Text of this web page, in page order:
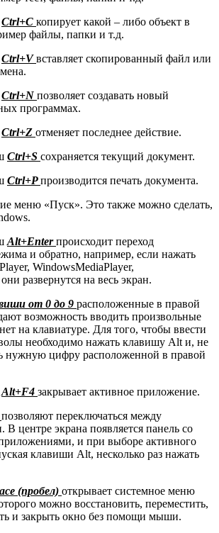
Ctrl+C копирует какой – либо объект в
файлы, папки и т.д.
Ctrl+Vвставляет скопированный файл или
Ctrl+N позволяет создавать новый
программах.
Ctrl+Z отменяет последнее действие.
Ctrl+S сохраняется текущий документ.
Ctrl+Pпроизводится печать документа.
меню «Пуск». Это также можно сделать,
Alt+Enterпроисходит переход
и обратно, например, если нажать
WindowsMediaPlayer,
развернутся на весь экран.
от 0 до 9 расположенные в правой
возможность вводить произвольные
на клавиатуре. Для того, чтобы ввести
необходимо нажать клавишу Alt и, не
нужную цифру расположенной в правой
Alt+F4 закрывает активное приложение.
позволяют переключаться между
центре экрана появляется панель со
и при выборе активного
клавиши Alt, несколько раз нажать
(пробел) открывает системное меню
можно восстановить, переместить,
и закрыть окно без помощи мыши.